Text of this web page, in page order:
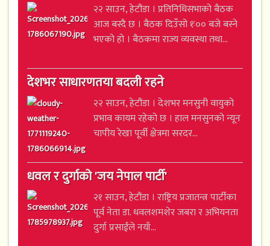
२२ साउन, हेटौंडा । प्रतिनिधिसभाको बैठक
आज बस्दै छ । बैठक दिउँसो १ः०० बजे बस्ने
भएको हो । बैठकमा राज्य व्यवस्था तथा...
देशभर साधारणतया बदली रहने
२२ साउन, हेटौंडा । देशभर मनसुनी वायुको
प्रभाव कायम रहेको छ । हाल मनसुनको न्यून
चापीय रेखा पूर्वी क्षेत्रमा सरदर...
धवल र दुर्गाको 'जय नेपाल पार्टी'
२१ साउन, हेटौंडा । राष्ट्रिय प्रजातन्त्र पार्टीका
पूर्व नेता डा. धवलशमशेर जबरा र अभियनता
दुर्गा प्रसाईंले नयाँ...